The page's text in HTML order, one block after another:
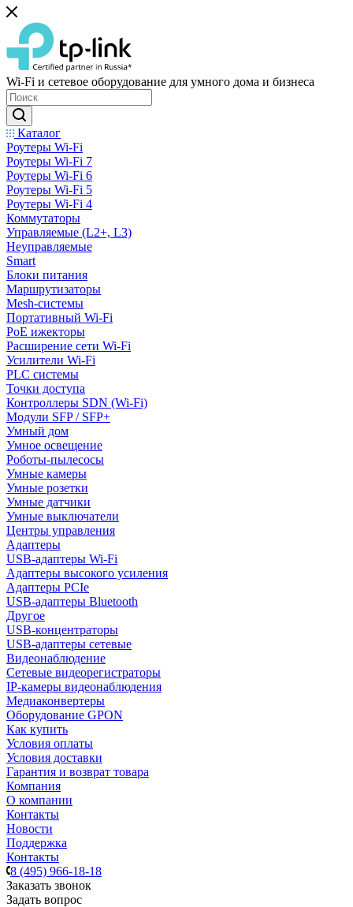
Wi-Fi и сетевое оборудование для умного дома и бизнеса
Каталог
Роутеры Wi-Fi
Роутеры Wi-Fi 7
Роутеры Wi-Fi 6
Роутеры Wi-Fi 5
Роутеры Wi-Fi 4
Коммутаторы
Управляемые (L2+, L3)
Неуправляемые
Smart
Блоки питания
Маршрутизаторы
Mesh-системы
Портативный Wi-Fi
PoE ижекторы
Расширение сети Wi‑Fi
Усилители Wi-Fi
PLC системы
Точки доступа
Контроллеры SDN (Wi-Fi)
Модули SFP / SFP+
Умный дом
Умное освещение
Роботы-пылесосы
Умные камеры
Умные розетки
Умные датчики
Умные выключатели
Центры управления
Адаптеры
USB-адаптеры Wi-Fi
Адаптеры высокого усиления
Адаптеры PCIe
USB-адаптеры Bluetooth
Другое
USB-концентраторы
USB-адаптеры сетевые
Видеонаблюдение
Сетевые видеорегистраторы
IP-камеры видеонаблюдения
Медиаконвертеры
Оборудование GPON
Как купить
Условия оплаты
Условия доставки
Гарантия и возврат товара
Компания
О компании
Контакты
Новости
Поддержка
Контакты
8 (495) 966-18-18
Заказать звонок
Задать вопрос